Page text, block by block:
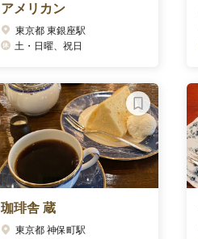
アメリカン
東京都 東銀座駅
土・日曜、祝日
珈琲舎 蔵
東京都 神保町駅